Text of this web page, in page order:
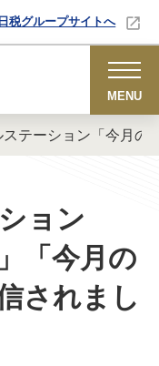
日税グループサイトへ
MENU
ステーション「今月の
ョン
「今月の
されまし